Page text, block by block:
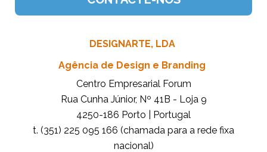
DESIGNARTE, LDA
Agência de Design e Branding
Centro Empresarial Forum
Rua Cunha Júnior, Nº 41B - Loja 9
4250-186 Porto | Portugal
t. (351) 225 095 166 (chamada para a rede fixa
nacional)